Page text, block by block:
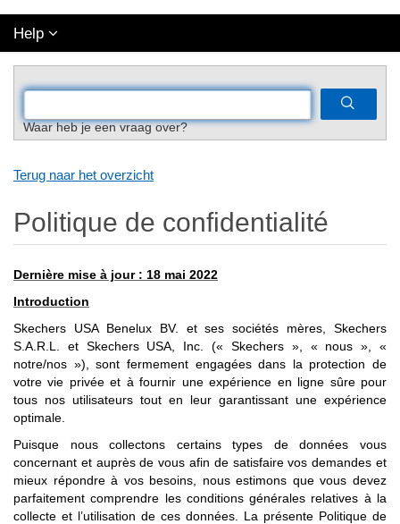
Help
Waar heb je een vraag over?
Terug naar het overzicht
Politique de confidentialité
Dernière mise à jour : 18 mai 2022
Introduction
Skechers USA Benelux BV.
et ses sociétés mères, Skechers
S.A.R.L. et Skechers USA, Inc. (« Skechers », « nous », «
notre/nos »), sont fermement engagées dans la protection de
votre vie privée et à fournir une expérience en ligne sûre pour
tous nos utilisateurs tout en leur garantissant une expérience
optimale.
Puisque nous collectons certains types de données vous
concernant et auprès de vous afin de satisfaire vos demandes et
mieux répondre à vos besoins, nous estimons que vous devez
parfaitement comprendre les conditions générales relatives à la
collecte et l’utilisation de ces données. La présente Politique de